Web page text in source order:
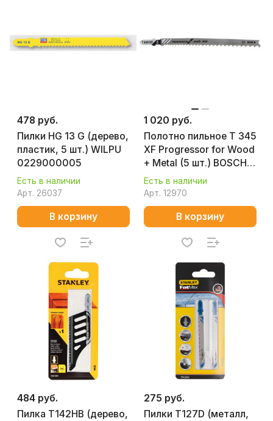
478 руб.
Пилки HG 13 G (дерево,
пластик, 5 шт.) WILPU
0229000005
Есть в наличии
Арт. 26037
В корзину
1 020 руб.
Полотно пильное T 345
XF Progressor for Wood
+ Metal (5 шт.) BOSCH
2608634994
Есть в наличии
Арт. 12970
В корзину
484 руб.
Пилка T142HB (дерево,
275 руб.
Пилки T127D (металл,